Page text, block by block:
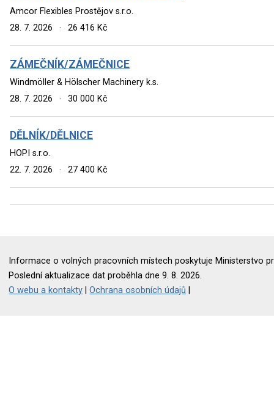
Amcor Flexibles Prostějov s.r.o.
28. 7. 2026
· 26 416 Kč
ZÁMEČNÍK/ZÁMEČNICE
Windmöller & Hölscher Machinery k.s.
28. 7. 2026
· 30 000 Kč
DĚLNÍK/DĚLNICE
HOPI s.r.o.
22. 7. 2026
· 27 400 Kč
Informace o volných pracovních místech poskytuje Ministerstvo
Poslední aktualizace dat proběhla dne 9. 8. 2026.
O webu a kontakty |Ochrana osobních údajů